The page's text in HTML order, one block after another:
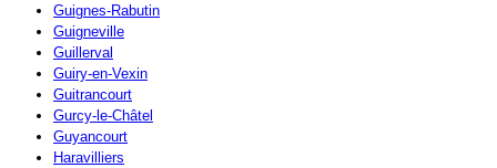
Guignes-Rabutin
Guigneville
Guillerval
Guiry-en-Vexin
Guitrancourt
Gurcy-le-Châtel
Guyancourt
Haravilliers